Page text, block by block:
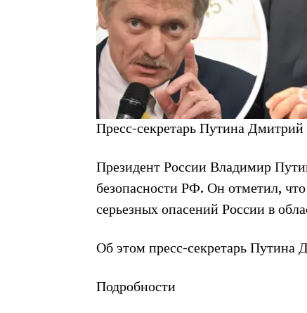
Пресс-секретарь Путина
Президент России Владимир
безопасности РФ. Он отметил,
серьезных опасений России в
Об этом пресс-секретарь Путина
Подробности